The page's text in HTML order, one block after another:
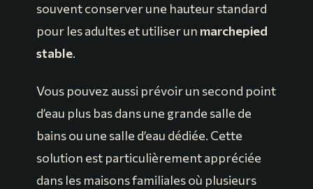
souvent conserver une hauteur standard
pour les adultes et utiliser un marchepied
stable.
Vous pouvez aussi prévoir un second point
d’eau plus bas dans une grande salle de
bains ou une salle d’eau dédiée. Cette
solution est particulièrement appréciée
dans les maisons familiales où plusieurs